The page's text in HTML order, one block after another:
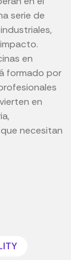
serie de
en
formado por
en
necesitan